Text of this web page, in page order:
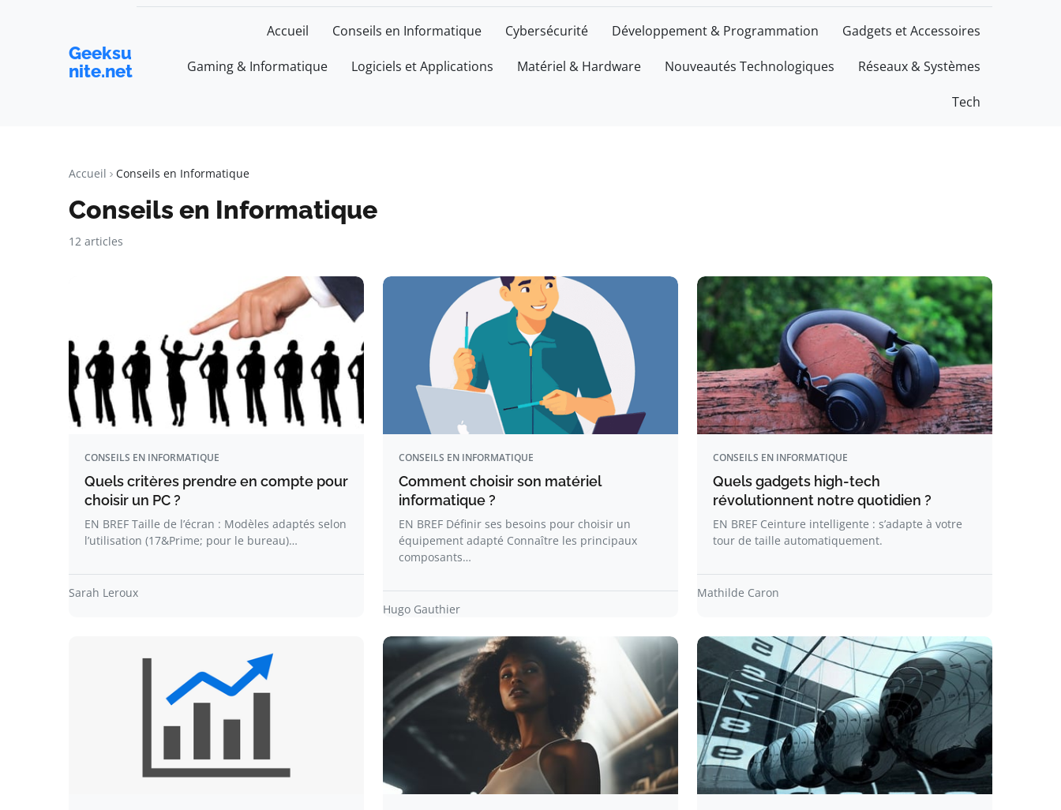
Geeksu
nite.net
Accueil Conseils en Informatique Cybersécurité Développement & Programmation Gadgets et Accessoires
Gaming & Informatique Logiciels et Applications Matériel & Hardware Nouveautés Technologiques Réseaux & Systèmes
Tech
Accueil Conseils en Informatique
Conseils en Informatique
12 articles
CONSEILS EN INFORMATIQUE
Quels critères prendre en compte pour
choisir un PC ?
EN BREF Taille de l’écran : Modèles adaptés selon
l’utilisation (17&Prime; pour le bureau)…
Sarah Leroux
CONSEILS EN INFORMATIQUE
Comment choisir son matériel
informatique ?
EN BREF Définir ses besoins pour choisir un
équipement adapté Connaître les principaux
composants…
Hugo Gauthier
CONSEILS EN INFORMATIQUE
Quels gadgets high-tech
révolutionnent notre quotidien ?
EN BREF Ceinture intelligente : s’adapte à votre
tour de taille automatiquement.
Mathilde Caron